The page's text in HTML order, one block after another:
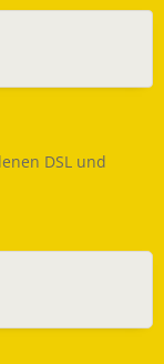
DSL und